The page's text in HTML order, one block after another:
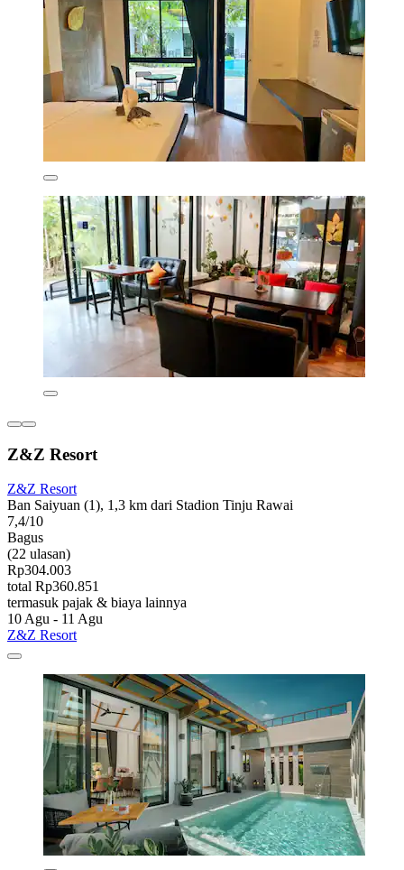
Z&Z Resort
Z&Z Resort
Ban Saiyuan (1), 1,3 km dari Stadion Tinju Rawai
7,4/10
Bagus
(22 ulasan)
Rp304.003
total Rp360.851
termasuk pajak & biaya lainnya
10 Agu - 11 Agu
Z&Z Resort